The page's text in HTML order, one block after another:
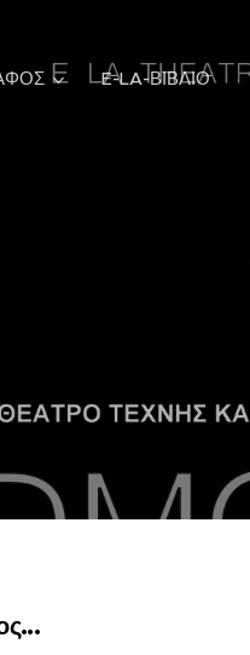
E-LA-ΒΙΒΛΙΟ